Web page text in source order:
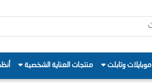
موبايلات وتابلت منتجات العناية الشخصية